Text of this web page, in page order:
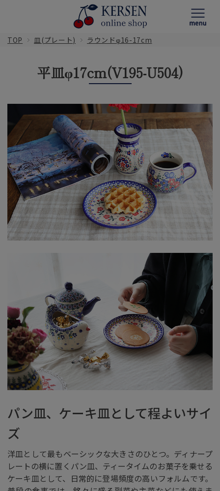
TOP 皿(プレート) ラウンドφ16-17cm
平皿φ17cm(V195-U504)
パン皿、ケーキ皿として程よいサイ
ズ
洋皿として最もベーシックな大きさのひとつ。ディナープ
レートの横に置くパン皿、ティータイムのお菓子を乗せる
ケーキ皿として、日常的に登場頻度の高いフォルムです。